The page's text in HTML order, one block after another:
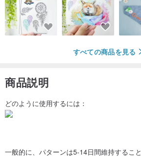
すべての商品を見る
商品説明
どのように使用するには：
一般的に、パターンは5-14日間維持するこ